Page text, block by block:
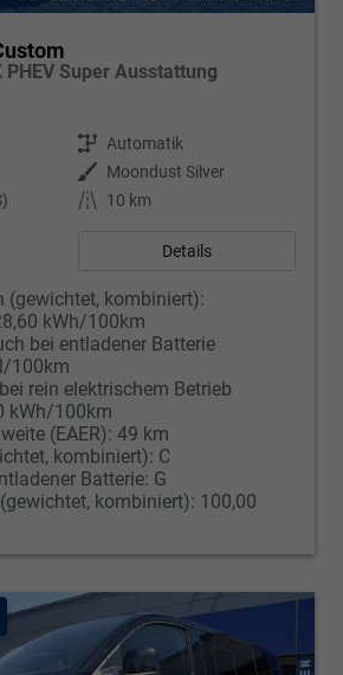
Super Ausstattung
Getriebe Automatik
Außenfarbe
Moondust Silver
Kilometerstand 10 km
Details
(gewichtet, kombiniert):
kWh/100km
bei entladener Batterie
100km
rein elektrischem Betrieb
kWh/100km
(EAER): 49 km
kombiniert): C
Batterie: G
kombiniert): 100,00